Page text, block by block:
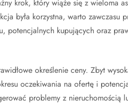
krok, który wiąże się z wieloma
była korzystna, warto zawczasu
potencjalnych kupujących oraz
określenie ceny. Zbyt
oczekiwania na ofertę i
problemy z nieruchomością